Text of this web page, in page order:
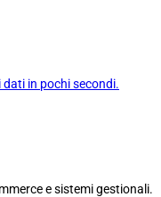
in pochi secondi.
e sistemi gestionali.